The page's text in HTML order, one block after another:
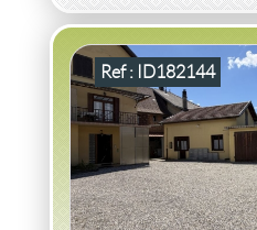
Ref : ID182144